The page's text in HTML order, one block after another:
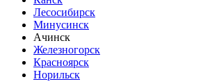
Лесосибирск
Минусинск
Ачинск
Железногорск
Красноярск
Норильск